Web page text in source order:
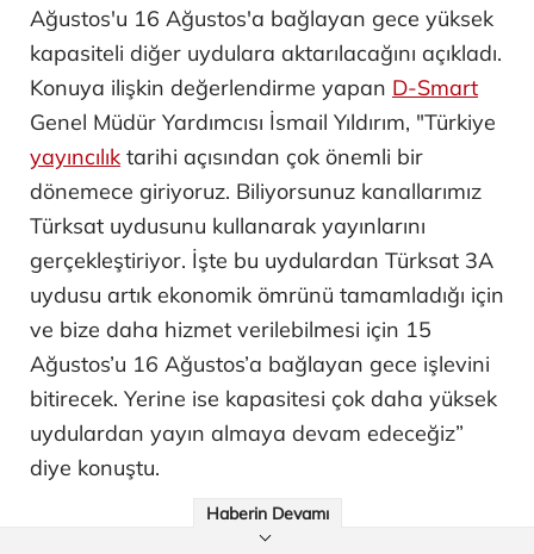
Ağustos'u 16 Ağustos'a bağlayan gece yüksek
kapasiteli diğer uydulara aktarılacağını açıkladı.
Konuya ilişkin değerlendirme yapan D-Smart
Genel Müdür Yardımcısı İsmail Yıldırım, "Türkiye
yayıncılık tarihi açısından çok önemli bir
dönemece giriyoruz. Biliyorsunuz kanallarımız
Türksat uydusunu kullanarak yayınlarını
gerçekleştiriyor. İşte bu uydulardan Türksat 3A
uydusu artık ekonomik ömrünü tamamladığı için
ve bize daha hizmet verilebilmesi için 15
Ağustos’u 16 Ağustos’a bağlayan gece işlevini
bitirecek. Yerine ise kapasitesi çok daha yüksek
uydulardan yayın almaya devam edeceğiz”
diye konuştu.
Haberin Devamı